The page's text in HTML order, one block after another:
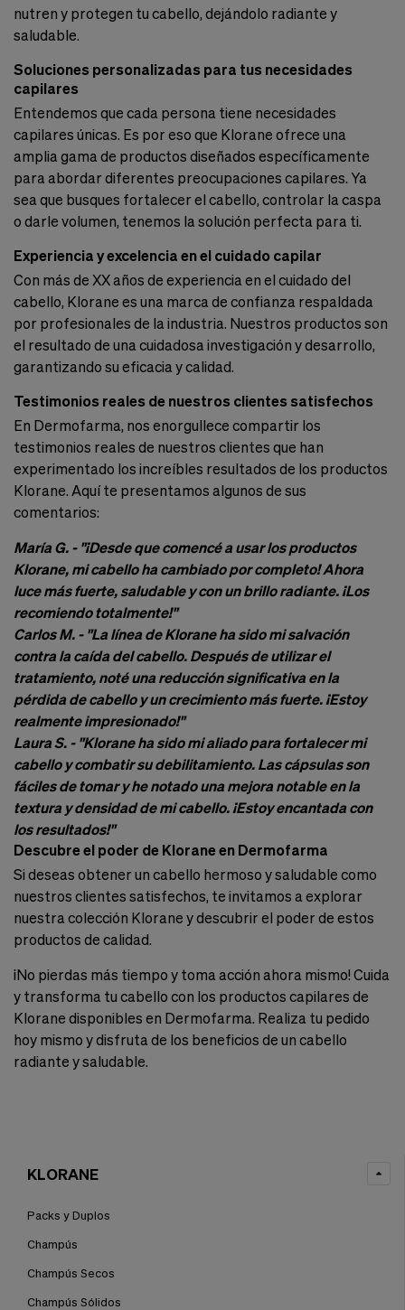
nutren y protegen tu cabello, dejándolo radiante y
saludable.
Soluciones personalizadas para tus necesidades
capilares
Entendemos que cada persona tiene necesidades
capilares únicas. Es por eso que Klorane ofrece una
amplia gama de productos diseñados específicamente
para abordar diferentes preocupaciones capilares. Ya
sea que busques fortalecer el cabello, controlar la caspa
o darle volumen, tenemos la solución perfecta para ti.
Experiencia y excelencia en el cuidado capilar
Con más de XX años de experiencia en el cuidado del
cabello, Klorane es una marca de confianza respaldada
por profesionales de la industria. Nuestros productos son
el resultado de una cuidadosa investigación y desarrollo,
garantizando su eficacia y calidad.
Testimonios reales de nuestros clientes satisfechos
En Dermofarma, nos enorgullece compartir los
testimonios reales de nuestros clientes que han
experimentado los increíbles resultados de los productos
Klorane. Aquí te presentamos algunos de sus
comentarios:
María G. - "¡Desde que comencé a usar los productos
Klorane, mi cabello ha cambiado por completo! Ahora
luce más fuerte, saludable y con un brillo radiante. ¡Los
recomiendo totalmente!"
Carlos M. - "La línea de Klorane ha sido mi salvación
contra la caída del cabello. Después de utilizar el
tratamiento, noté una reducción significativa en la
pérdida de cabello y un crecimiento más fuerte. ¡Estoy
realmente impresionado!"
Laura S. - "Klorane ha sido mi aliado para fortalecer mi
cabello y combatir su debilitamiento. Las cápsulas son
fáciles de tomar y he notado una mejora notable en la
textura y densidad de mi cabello. ¡Estoy encantada con
los resultados!"
Descubre el poder de Klorane en Dermofarma
Si deseas obtener un cabello hermoso y saludable como
nuestros clientes satisfechos, te invitamos a explorar
nuestra colección Klorane y descubrir el poder de estos
productos de calidad.
¡No pierdas más tiempo y toma acción ahora mismo! Cuida
y transforma tu cabello con los productos capilares de
Klorane disponibles en Dermofarma. Realiza tu pedido
hoy mismo y disfruta de los beneficios de un cabello
radiante y saludable.
KLORANE
Packs y Duplos
Champús
Champús Secos
Champús Sólidos